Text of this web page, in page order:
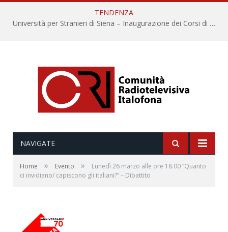
TENDENZA
Università per Stranieri di Siena – Inaugurazione dei Corsi di Lingua e Cultura Italiana, 109a annata
NAVIGATE
Home » Evento »
Lunedì 26 marzo alle ore 18.00 “Quanto
ci invidiano/ capiscono gli italiani?” – Dibattito